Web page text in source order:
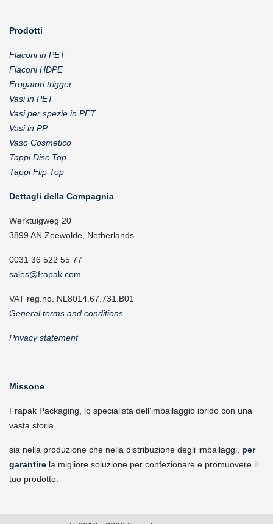
Prodotti
Flaconi in PET
Flaconi HDPE
Erogatori trigger
Vasi in PET
Vasi per spezie in PET
Vasi in PP
Vaso Cosmetico
Tappi Disc Top
Tappi Flip Top
Dettagli della Compagnia
Werktuigweg 20
3899 AN Zeewolde, Netherlands
0031 36 522 55 77
sales@frapak.com
VAT reg.no. NL8014.67.731.B01
General terms and conditions
Privacy statement
Missone
Frapak Packaging, lo specialista dell'imballaggio ibrido con una
vasta storia
sia nella produzione che nella distribuzione degli imballaggi, per
garantire la migliore soluzione per confezionare e promuovere il
tuo prodotto.